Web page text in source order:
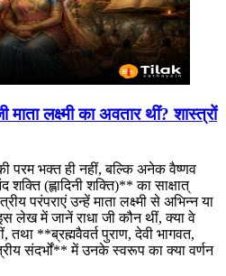
माता लक्ष्मी का अवतार थीं? शास्त्रों
परम भक्त ही नहीं, बल्कि अनेक वैष्णव
(ह्लादिनी शक्ति)** का साक्षात्
परंपराएं उन्हें माता लक्ष्मी से अभिन्न या
लेख में जानें राधा जी कौन थीं, क्या वे
तथा **ब्रह्मवैवर्त पुराण, देवी भागवत,
संदर्भों** में उनके स्वरूप का क्या वर्णन